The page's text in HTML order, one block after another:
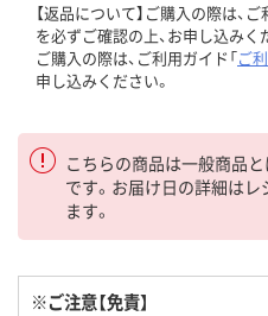
【返品について】ご購入の際は、
を必ずご確認の上、お申し込みく
ご購入の際は、ご利用ガイド「ご
申し込みください。
こちらの商品は一般商品
です。お届け日の詳細は
ます。
※ご注意【免責】